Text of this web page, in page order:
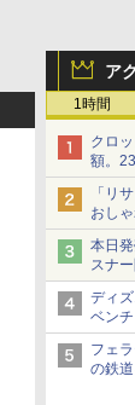
ア
1時間
クロ
額。
ッシ
「リ
おし
ザイン
本日
スナ
とまる
ディ
ベン
ショ
フェ
の鉄